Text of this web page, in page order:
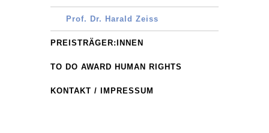
Prof. Dr. Harald Zeiss
PREISTRÄGER:INNEN
TO DO AWARD HUMAN RIGHTS
KONTAKT / IMPRESSUM